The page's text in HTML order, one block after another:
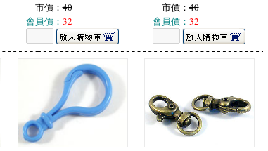
市價：40
會員價： 32
市價：40
會員價： 32